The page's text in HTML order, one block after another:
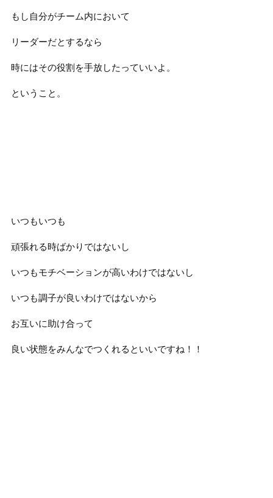
もし自分がチーム内において
リーダーだとするなら
時にはその役割を手放したっていいよ。
ということ。
いつもいつも
頑張れる時ばかりではないし
いつもモチベーションが高いわけではないし
いつも調子が良いわけではないから
お互いに助け合って
良い状態をみんなでつくれるといいですね！！